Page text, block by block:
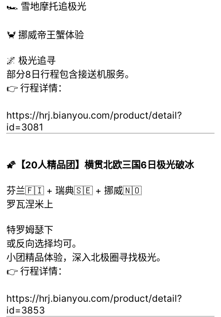
🏎️ 雪地摩托追极光
🦀 挪威帝王蟹体验
🌌 极光追寻
部分8日行程包含接送机服务。
👉 行程详情：
https://hrj.bianyou.com/product/detail?
id=3081
🌠【20人精品团】横贯北欧三国6日极光破冰
芬兰🇫🇮 + 瑞典🇸🇪 + 挪威🇳🇴
罗瓦涅米上
特罗姆瑟下
或反向选择均可。
小团精品体验，深入北极圈寻找极光。
👉 行程详情：
https://hrj.bianyou.com/product/detail?
id=3853